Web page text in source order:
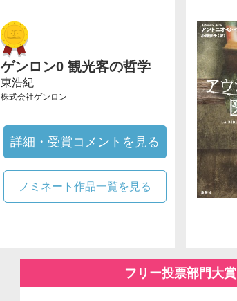
ゲンロン0 観光客の哲学
東浩紀
株式会社ゲンロン
詳細・受賞コメントを見る
ノミネート作品一覧を見る
フリー投票部門大賞